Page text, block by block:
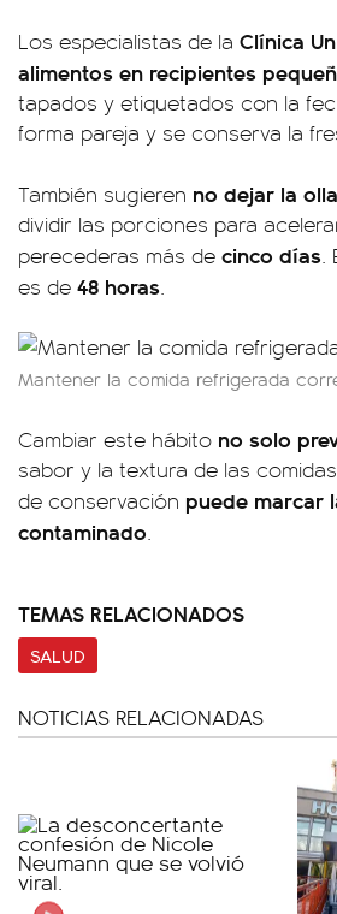
Los especialistas de la Clínica
alimentos en recipientes
tapados y etiquetados con la
forma pareja y se conserva la
También sugieren no dejar la
dividir las porciones para
perecederas más de cinco días.
es de 48 horas.
Mantener la comida refrigerada
Cambiar este hábito no solo
sabor y la textura de las
de conservación puede marcar
contaminado.
TEMAS RELACIONADOS
SALUD
NOTICIAS RELACIONADAS